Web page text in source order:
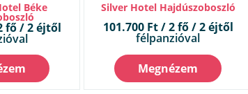
Béke
fő / 2 éjtől
Silver Hotel Hajdúszoboszló
101.700 Ft / 2 fő / 2 éjtől
félpanzióval
Megnézem